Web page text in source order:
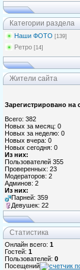
Категории раздела
Наши ФОТО [139]
Ретро [14]
Жители сайта
Зарегистрировано на
Всего: 382
Новых за месяц: 0
Новых за неделю: 0
Новых вчера: 0
Новых сегодня: 0
Из них:
Пользователей 355
Проверенных: 23
Модераторов: 2
Админов: 2
Из них:
Парней: 359
Девушек: 22
Статистика
Онлайн всего: 1
Гостей: 1
Пользователей: 0
Посещений